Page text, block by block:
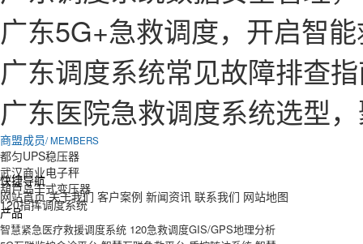
广东5G+急救调度，开启智
广东调度系统常见故障排查
广东医院急救调度系统选型
商盟成员/ MEMBERS
都匀UPS稳压器
武汉商业电子秤
葫芦岛干式变压器
120指挥调度系统
快捷导航
网站首页 关于我们 客户案例 新闻资讯 联系我们 网站地图
产品
智慧紧急医疗救援调度系统 120急救调度GIS/GPS地理分析